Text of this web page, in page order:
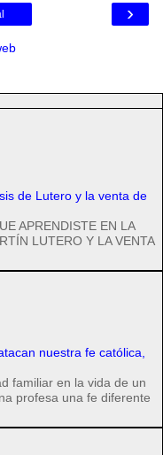
›
de Lutero y la venta de
APRENDISTE EN LA
LUTERO Y LA VENTA
nuestra fe católica,
familiar en la vida de un
profesa una fe diferente